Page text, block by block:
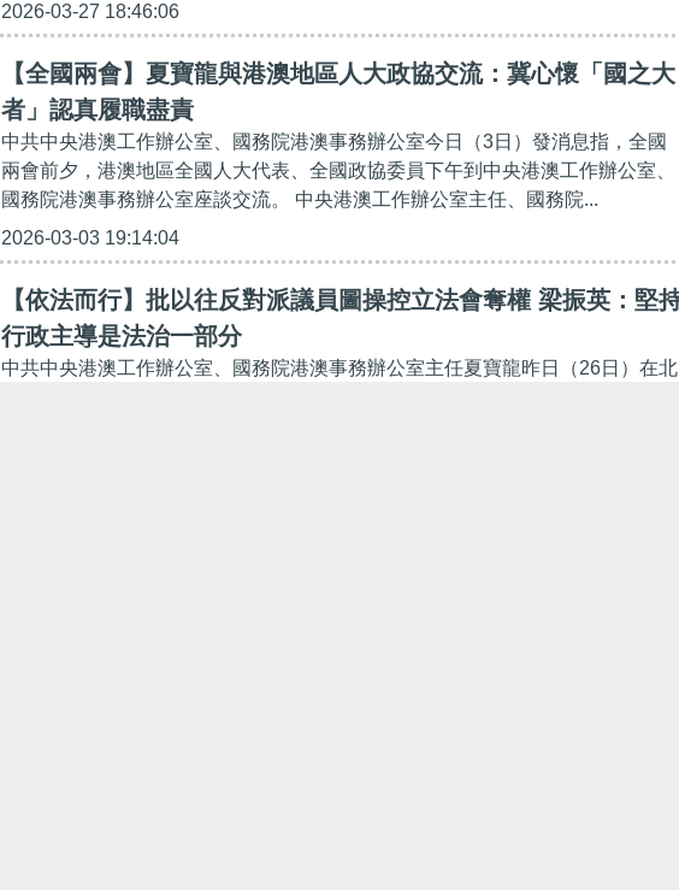
2026-03-27 18:46:06
【全國兩會】夏寶龍與港澳地區人大政協交流：冀心懷「國之大
者」認真履職盡責
中共中央港澳工作辦公室、國務院港澳事務辦公室今日（3日）發消息指，全國
兩會前夕，港澳地區全國人大代表、全國政協委員下午到中央港澳工作辦公室、
國務院港澳事務辦公室座談交流。 中央港澳工作辦公室主任、國務院...
2026-03-03 19:14:04
【依法而行】批以往反對派議員圖操控立法會奪權 梁振英：堅
行政主導是法治一部分
中共中央港澳工作辦公室、國務院港澳事務辦公室主任夏寶龍昨日（26日）在北